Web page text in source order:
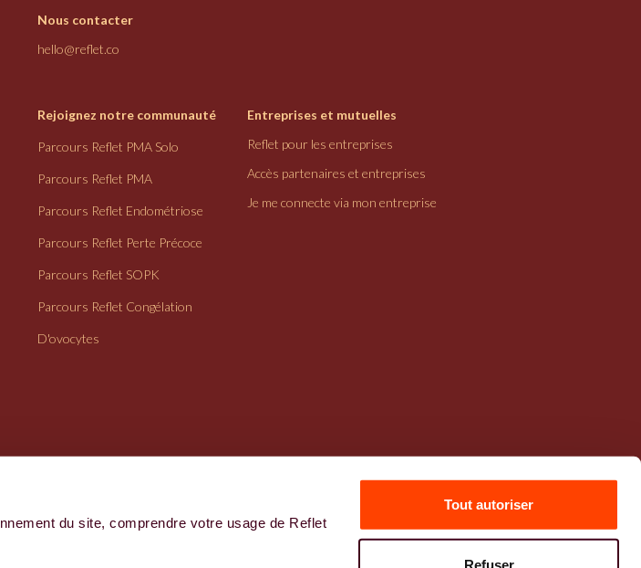
du site, comprendre votre usage de Reflet
Tout autoriser
Refuser
Nous contacter
hello@reflet.co
Rejoignez notre communauté
Parcours Reflet PMA Solo
Parcours Reflet PMA
Parcours Reflet Endométriose
Parcours Reflet Perte Précoce
Parcours Reflet SOPK
Parcours Reflet Congélation
D'ovocytes
Entreprises et mutuelles
Reflet pour les entreprises
Accès partenaires et entreprises
Je me connecte via mon entreprise
CGV